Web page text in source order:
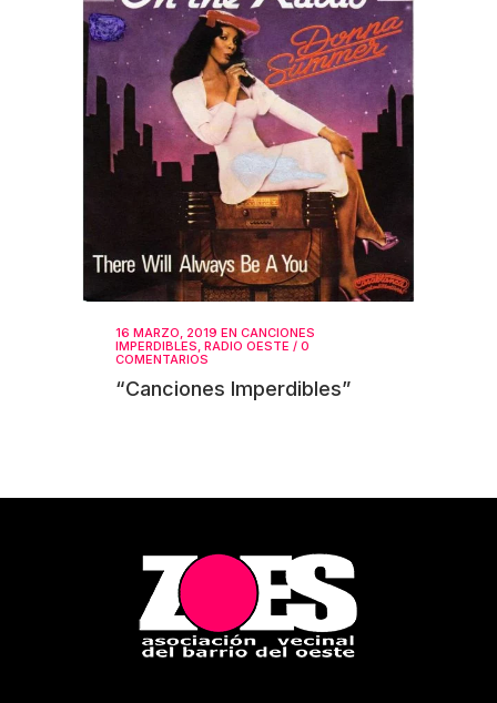
16 MARZO, 2019 EN CANCIONES
IMPERDIBLES, RADIO OESTE / 0
COMENTARIOS
“Canciones Imperdibles”